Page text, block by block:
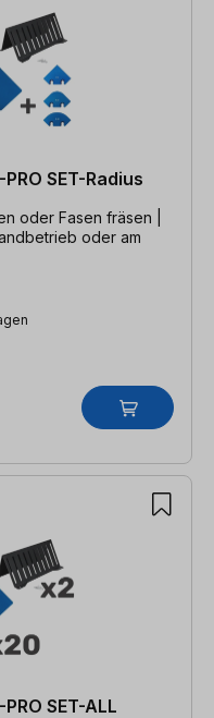
SET-Radius
oder Fasen fräsen |
oder am
SET-ALL